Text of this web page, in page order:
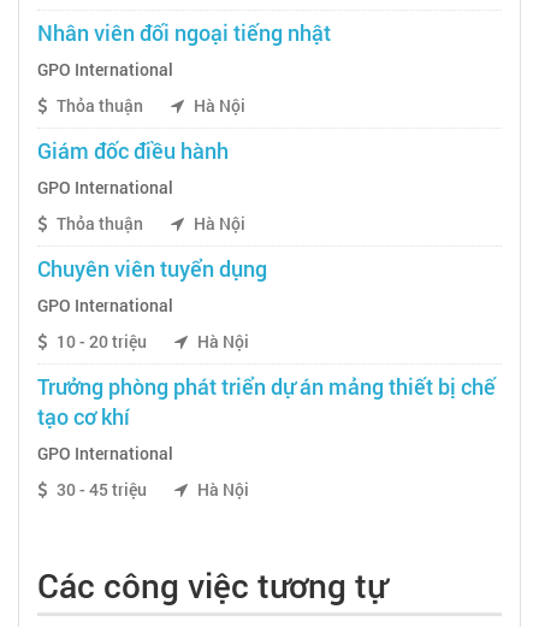
Nhân viên đối ngoại tiếng nhật
GPO International
Thỏa thuận
Hà Nội
Giám đốc điều hành
GPO International
Thỏa thuận
Hà Nội
Chuyên viên tuyển dụng
GPO International
10 - 20 triệu
Hà Nội
Trưởng phòng phát triển dự án mảng thiết bị chế
tạo cơ khí
GPO International
30 - 45 triệu
Hà Nội
Các công việc tương tự